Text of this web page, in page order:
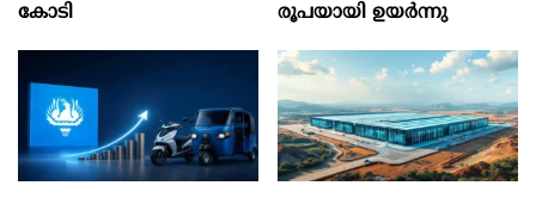
കോടി
രൂപയായി ഉയർന്നു